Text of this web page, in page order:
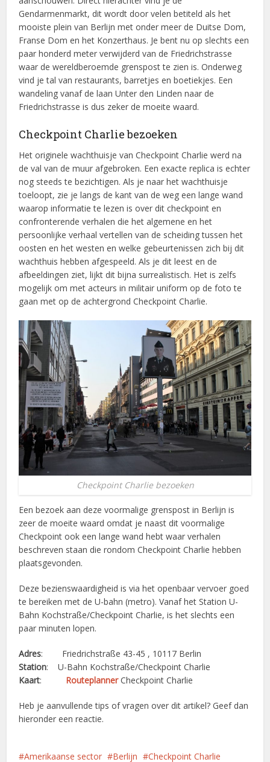
Gendarmenmarkt, dit wordt door velen betiteld als het
mooiste plein van Berlijn met onder meer de Duitse Dom,
Franse Dom en het Konzerthaus. Je bent nu op slechts een
paar honderd meter verwijderd van de Friedrichstrasse
waar de wereldberoemde grenspost te zien is. Onderweg
vind je tal van restaurants, barretjes en boetiekjes. Een
wandeling vanaf de laan Unter den Linden naar de
Friedrichstrasse is dus zeker de moeite waard.
Checkpoint Charlie bezoeken
Het originele wachthuisje van Checkpoint Charlie werd na
de val van de muur afgebroken. Een exacte replica is echter
nog steeds te bezichtigen. Als je naar het wachthuisje
toeloopt, zie je langs de kant van de weg een lange wand
waarop informatie te lezen is over dit checkpoint en
confronterende verhalen die het algemene en het
persoonlijke verhaal vertellen van de scheiding tussen het
oosten en het westen en welke gebeurtenissen zich bij dit
wachthuis hebben afgespeeld. Als je dit leest en de
afbeeldingen ziet, lijkt dit bijna surrealistisch. Het is zelfs
mogelijk om met acteurs in militair uniform op de foto te
gaan met op de achtergrond Checkpoint Charlie.
Checkpoint Charlie bezoeken
Een bezoek aan deze voormalige grenspost in Berlijn is
zeer de moeite waard omdat je naast dit voormalige
Checkpoint ook een lange wand hebt waar verhalen
beschreven staan die rondom Checkpoint Charlie hebben
plaatsgevonden.
Deze bezienswaardigheid is via het openbaar vervoer goed
te bereiken met de U-bahn (metro). Vanaf het Station U-
Bahn Kochstraße/Checkpoint Charlie, is het slechts een
paar minuten lopen.
Adres: Friedrichstraße 43-45 , 10117 Berlin
Station: U-Bahn Kochstraße/Checkpoint Charlie
Kaart: Routeplanner Checkpoint Charlie
Heb je aanvullende tips of vragen over dit artikel? Geef dan
hieronder een reactie.
Amerikaanse sector Berlijn
Checkpoint Charlie